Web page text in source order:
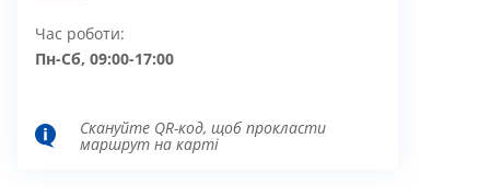
Час роботи:
Пн-Сб, 09:00-17:00
Скануйте QR-код, щоб прокласти
маршрут на карті